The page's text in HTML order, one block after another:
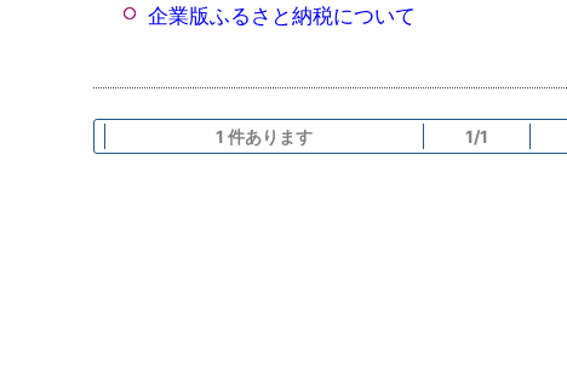
企業版ふるさと納税について
1 件あります 1/1